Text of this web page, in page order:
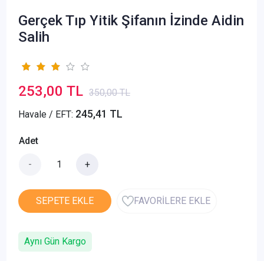
Gerçek Tıp Yitik Şifanın İzinde Aidin
Salih
253,00 TL 350,00 TL
Havale / EFT: 245,41 TL
Adet
- +
SEPETE EKLE FAVORİLERE EKLE
Aynı Gün Kargo